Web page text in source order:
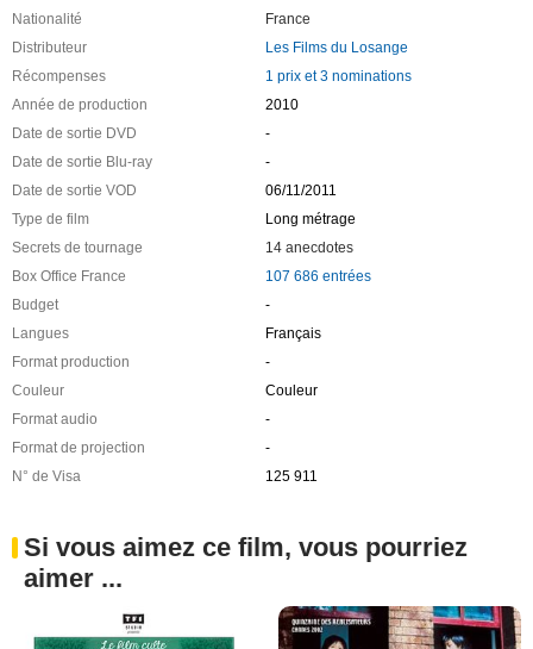
Nationalité
France
Distributeur
Les Films du Losange
Récompenses
1 prix et 3 nominations
Année de production
2010
Date de sortie DVD
-
Date de sortie Blu-ray
-
Date de sortie VOD
06/11/2011
Type de film
Long métrage
Secrets de tournage
14 anecdotes
Box Office France
107 686 entrées
Budget
-
Langues
Français
Format production
-
Couleur
Couleur
Format audio
-
Format de projection
-
N° de Visa
125 911
Si vous aimez ce film, vous pourriez
aimer ...